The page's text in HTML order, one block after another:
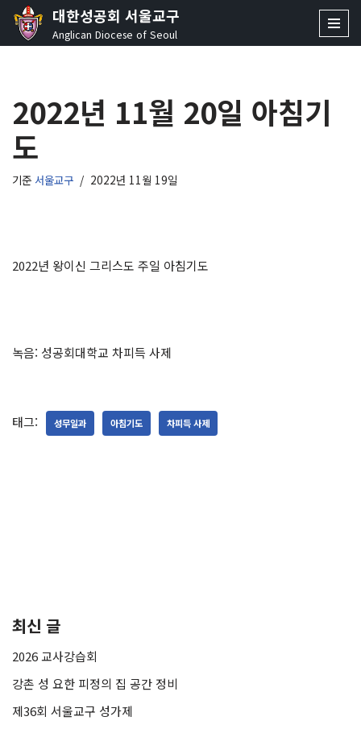
콘
로
건
너
뛰
기
대한성공회 서울교구
Anglican Diocese of Seoul
2022년 11월 20일 아침기
도
기준 서울교구 2022년 11월 19일
2022년 왕이신 그리스도 주일 아침기도
녹음: 성공회대학교 차피득 사제
태그: 성무일과 아침기도 차피득 사제
최신 글
2026 교사강습회
강촌 성 요한 피정의 집 공간 정비
제36회 서울교구 성가제